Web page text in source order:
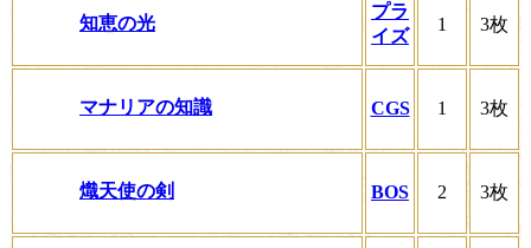
知恵の光
プラ
イズ
1 3枚
マナリアの知識 CGS 1 3枚
熾天使の剣 BOS 2 3枚